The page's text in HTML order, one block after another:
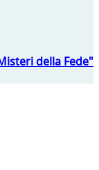
della Fede"